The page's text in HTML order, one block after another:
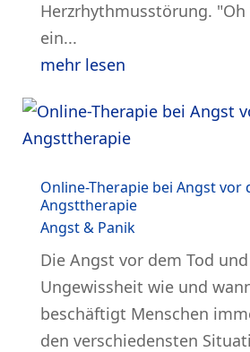
Herzrhythmusstörung.
ein...
mehr lesen
Online-Therapie bei Angst vor
Angsttherapie
Angst & Panik
Die Angst vor dem Tod
Ungewissheit wie und
beschäftigt Menschen
den verschiedensten